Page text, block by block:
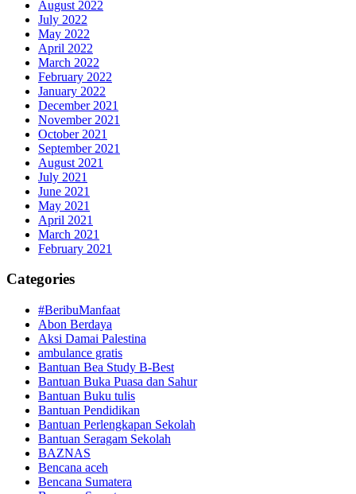
August 2022
July 2022
May 2022
April 2022
March 2022
February 2022
January 2022
December 2021
November 2021
October 2021
September 2021
August 2021
July 2021
June 2021
May 2021
April 2021
March 2021
February 2021
Categories
#BeribuManfaat
Abon Berdaya
Aksi Damai Palestina
ambulance gratis
Bantuan Bea Study B-Best
Bantuan Buka Puasa dan Sahur
Bantuan Buku tulis
Bantuan Pendidikan
Bantuan Perlengkapan Sekolah
Bantuan Seragam Sekolah
BAZNAS
Bencana aceh
Bencana Sumatera